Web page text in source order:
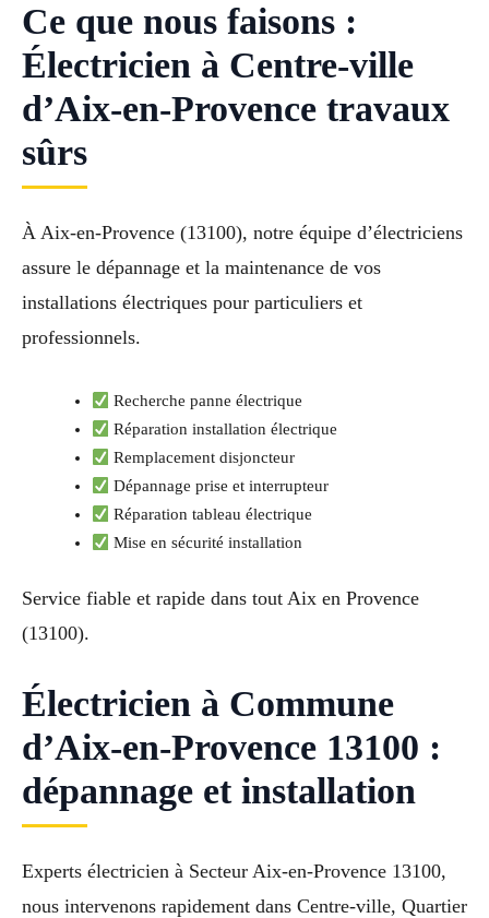
Ce que nous faisons :
Électricien à Centre-ville
d’Aix-en-Provence travaux
sûrs
À Aix-en-Provence (13100), notre équipe d’électriciens
assure le dépannage et la maintenance de vos
installations électriques pour particuliers et
professionnels.
Recherche panne électrique
Réparation installation électrique
Remplacement disjoncteur
Dépannage prise et interrupteur
Réparation tableau électrique
Mise en sécurité installation
Service fiable et rapide dans tout Aix en Provence
(13100).
Électricien à Commune
d’Aix-en-Provence 13100 :
dépannage et installation
Experts électricien à Secteur Aix-en-Provence 13100,
nous intervenons rapidement dans Centre-ville, Quartier